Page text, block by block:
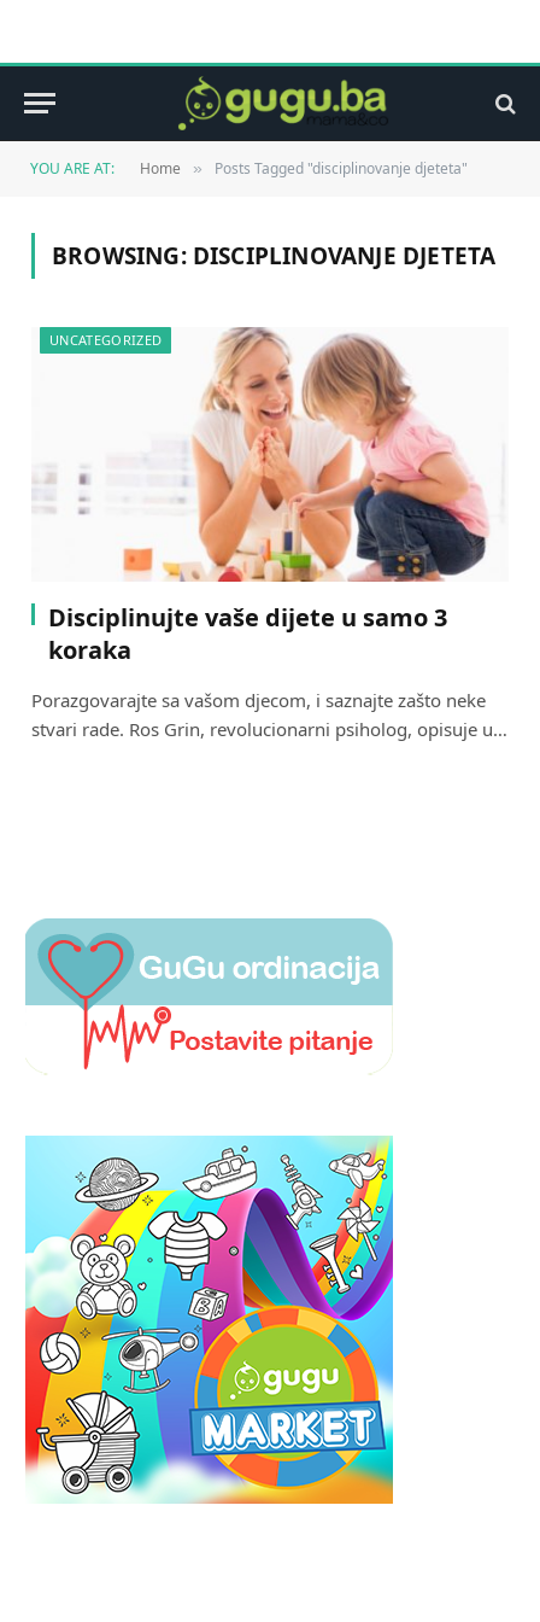
YOU ARE AT: Home » Posts Tagged "disciplinovanje djeteta"
BROWSING: DISCIPLINOVANJE DJETETA
UNCATEGORIZED
Disciplinujte vaše dijete u samo 3
koraka
Porazgovarajte sa vašom djecom, i saznajte zašto neke
stvari rade. Ros Grin, revolucionarni psiholog, opisuje u…